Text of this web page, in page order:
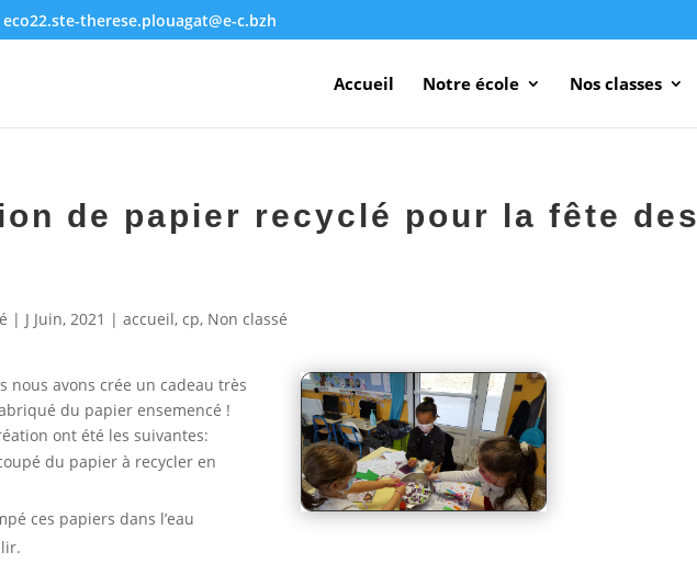
eco22.ste-therese.plouagat@e-c.bzh
Accueil Notre école Nos classes
de papier recyclé pour la fête des
| J Juin, 2021 |accueil,cp, Non classé
nous avons crée un cadeau très
du papier ensemencé !
ont été les suivantes:
du papier à recycler en
ces papiers dans l’eau